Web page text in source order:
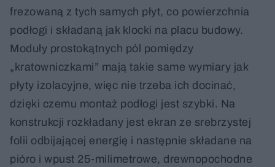
frezowaną z tych samych płyt, co powierzchnia
podłogi i składaną jak klocki na placu budowy.
Moduły prostokątnych pól pomiędzy
„kratowniczkami” mają takie same wymiary jak
płyty izolacyjne, więc nie trzeba ich docinać,
dzięki czemu montaż podłogi jest szybki. Na
konstrukcji rozkładany jest ekran ze srebrzystej
folii odbijającej energię i następnie składane na
pióro i wpust 25-milimetrowe, drewnopochodne